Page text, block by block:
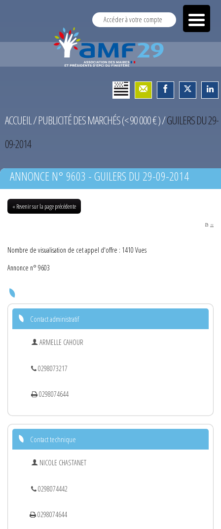
Accéder à votre compte
ACCUEIL/PUBLICITÉ DES MARCHÉS (< 90 000 € )/GUILERS DU 29-
09-2014
ANNONCE N° 9603 - GUILERS DU 29-09-2014
« Revenir sur la page précédente
PDF
Nombre de visualisation de cet appel d'offre : 1410 Vues
Annonce n° 9603
Contact administratif
ARMELLE CAHOUR
0298073217
0298074644
Contact technique
NICOLE CHASTANET
0298074442
0298074644